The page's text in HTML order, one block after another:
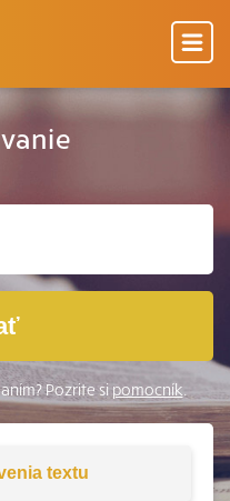
Pozrite sipomocník.
textu